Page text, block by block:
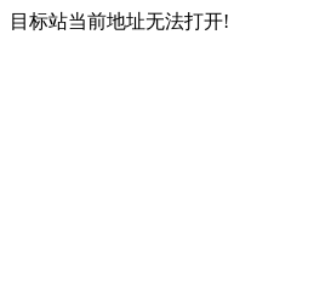
目标站当前地址无法打开!